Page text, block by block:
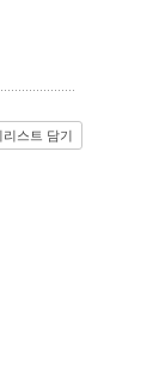
리스트 담기